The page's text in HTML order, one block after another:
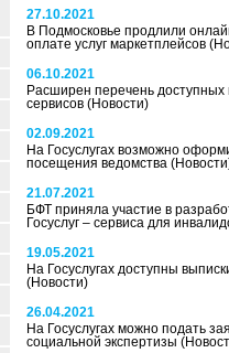
27.10.2021
В Подмосковье продлили
оплате услуг маркетплейсов
06.10.2021
Расширен перечень доступных
сервисов (Новости)
02.09.2021
На Госуслугах возможно
посещения ведомства
21.07.2021
БФТ приняла участие в
Госуслуг – сервиса для
19.05.2021
На Госуслугах доступны
(Новости)
26.04.2021
На Госуслугах можно подать
социальной экспертизы